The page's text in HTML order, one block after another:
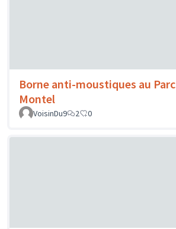
Borne anti-moustiques au Parc
Montel
VoisinDu9
2 0